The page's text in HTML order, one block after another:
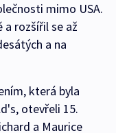
mimo USA.
a rozšířil se až
a na
která byla
otevřeli 15.
a Maurice